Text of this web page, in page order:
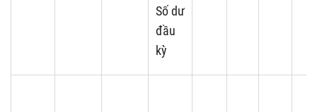
Số dư
đầu
kỳ